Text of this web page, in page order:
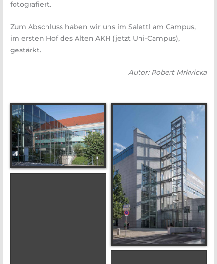
fotografiert.
Zum Abschluss haben wir uns im Salettl am Campus,
im ersten Hof des Alten AKH (jetzt Uni-Campus),
gestärkt.
Autor: Robert Mrkvicka